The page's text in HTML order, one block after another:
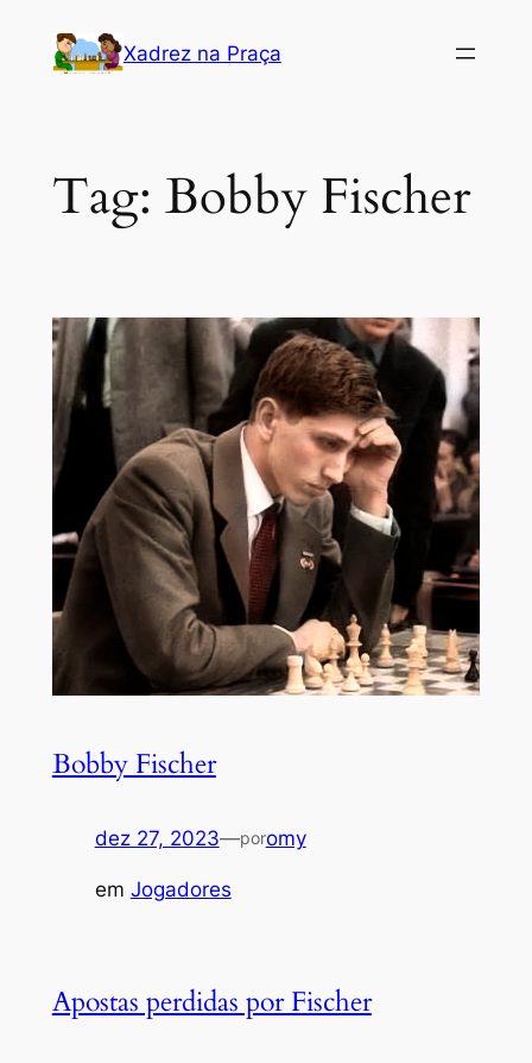
Xadrez na Praça
Tag: Bobby Fischer
Bobby Fischer
dez 27, 2023—poromy
em Jogadores
Apostas perdidas por Fischer